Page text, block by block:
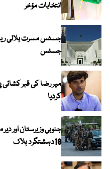
انتخابات مؤخر
جسٹس مسرت ہلالی
جسٹس
میر رضا کی قبر کشائی
کردیا
جنوبی وزیرستان اور
10دہشتگرد ہلاک